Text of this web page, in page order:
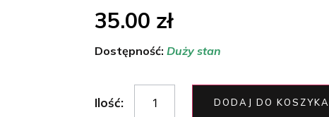
35.00 zł
Dostępność: Duży stan
Ilość: DODAJ DO KOSZYKA